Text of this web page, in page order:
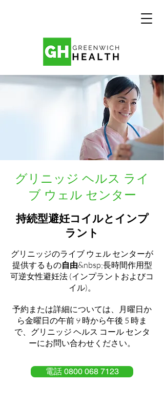
グリニッジ ヘルス ライ
ブ ウェル センター
持続型避妊コイルとインプ
ラント
グリニッジのライブ ウェル センターが
提供するもの自由&nbsp;長時間作用型
可逆女性避妊法 (インプラントおよびコ
イル)。
予約または詳細については、月曜日か
ら金曜日の午前 9 時から午後 5 時ま
で、グリニッジ ヘルス コール センタ
ーにお問い合わせください。
電話 0800 068 7123